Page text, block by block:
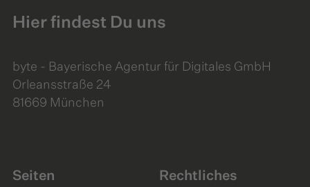
Hier findest Du uns
byte - Bayerische Agentur für Digitales GmbH
Orleansstraße 24
81669 München
Seiten Rechtliches